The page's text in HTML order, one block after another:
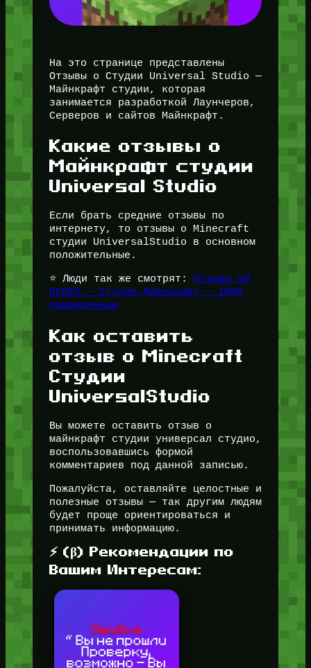
На это странице представлены
Отзывы о Студии Universal Studio —
Майнкрафт студии, которая
занимается разработкой Лаунчеров,
Серверов и сайтов Майнкрафт.
Какие отзывы о
Майнкрафт студии
Universal Studio
Если брать средние отзывы по
интернету, то отзывы о Minecraft
студии UniversalStudio в основном
положительные.
⭐ Люди так же смотрят: Отзывы об
MCDEV — Студии Майнкрафт — 100%
проверенные
Как оставить
отзыв о Minecraft
Студии
UniversalStudio
Вы можете оставить отзыв о
майнкрафт студии универсал студио,
воспользовавшись формой
комментариев под данной записью.
Пожалуйста, оставляйте целостные и
полезные отзывы — так другим людям
будет проще ориентироваться и
принимать информацию.
⚡ (β) Рекомендации по
Вашим Интересам: